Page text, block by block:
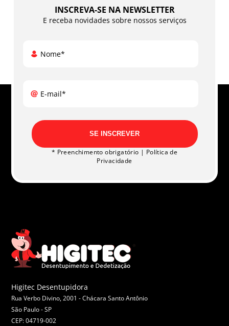
INSCREVA-SE NA NEWSLETTER
E receba novidades sobre nossos serviços
Nome*
E-mail*
SE INSCREVER
* Preenchimento obrigatório | Política de
Privacidade
Higitec Desentupidora
Rua Verbo Divino, 2001 - Chácara Santo Antônio
São Paulo -SP
CEP: 04719-002